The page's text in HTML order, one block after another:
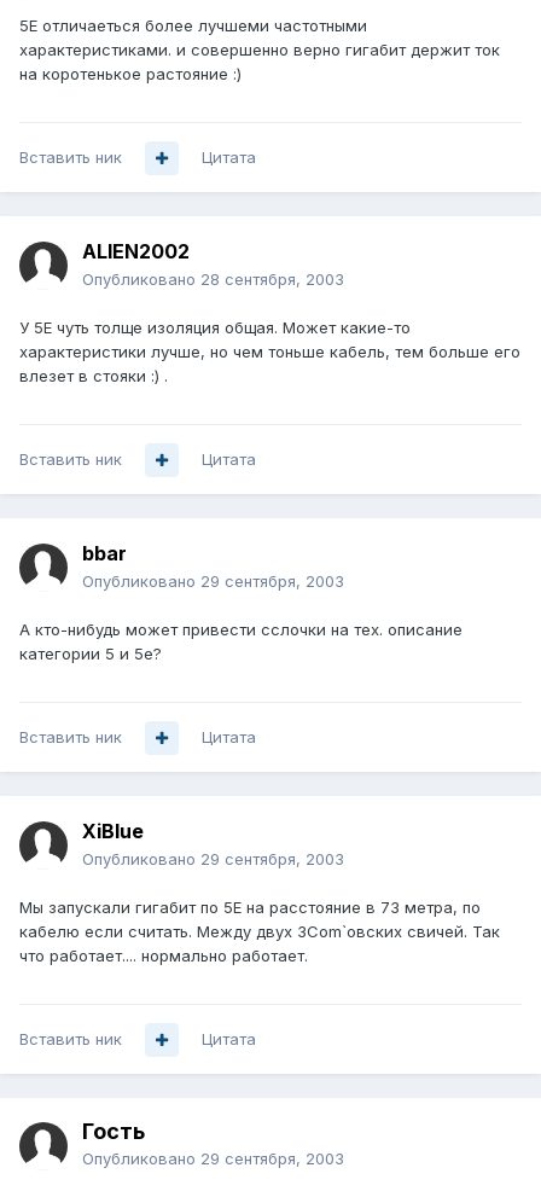
5Е отличаеться более лучшеми частотными
характеристиками. и совершенно верно гигабит держит ток
на коротенькое растояние :)
Вставить ник Цитата
ALIEN2002
Опубликовано 28 сентября, 2003
У 5Е чуть толще изоляция общая. Может какие-то
характеристики лучше, но чем тоньше кабель, тем больше его
влезет в стояки :) .
Вставить ник Цитата
bbar
Опубликовано 29 сентября, 2003
А кто-нибудь может привести сслочки на тех. описание
категории 5 и 5е?
Вставить ник Цитата
XiBlue
Опубликовано 29 сентября, 2003
Мы запускали гигабит по 5Е на расстояние в 73 метра, по
кабелю если считать. Между двух 3Com`овских свичей. Так
что работает.... нормально работает.
Вставить ник Цитата
Гость
Опубликовано 29 сентября, 2003